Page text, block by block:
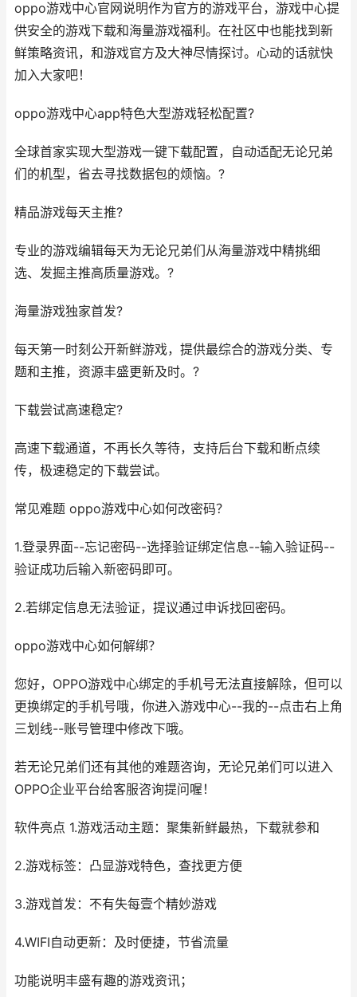
oppo游戏中心官网说明作为官方的游戏平台，游戏中心提
供安全的游戏下载和海量游戏福利。在社区中也能找到新
鲜策略资讯，和游戏官方及大神尽情探讨。心动的话就快
加入大家吧！
oppo游戏中心app特色大型游戏轻松配置?
全球首家实现大型游戏一键下载配置，自动适配无论兄弟
们的机型，省去寻找数据包的烦恼。?
精品游戏每天主推?
专业的游戏编辑每天为无论兄弟们从海量游戏中精挑细
选、发掘主推高质量游戏。?
海量游戏独家首发?
每天第一时刻公开新鲜游戏，提供最综合的游戏分类、专
题和主推，资源丰盛更新及时。?
下载尝试高速稳定?
高速下载通道，不再长久等待，支持后台下载和断点续
传，极速稳定的下载尝试。
常见难题 oppo游戏中心如何改密码？
1.登录界面--忘记密码--选择验证绑定信息--输入验证码--
验证成功后输入新密码即可。
2.若绑定信息无法验证，提议通过申诉找回密码。
oppo游戏中心如何解绑？
您好，OPPO游戏中心绑定的手机号无法直接解除，但可以
更换绑定的手机号哦，你进入游戏中心--我的--点击右上角
三划线--账号管理中修改下哦。
若无论兄弟们还有其他的难题咨询，无论兄弟们可以进入
OPPO企业平台给客服咨询提问喔！
软件亮点 1.游戏活动主题：聚集新鲜最热，下载就参和
2.游戏标签：凸显游戏特色，查找更方便
3.游戏首发：不有失每壹个精妙游戏
4.WIFI自动更新：及时便捷，节省流量
功能说明丰盛有趣的游戏资讯；